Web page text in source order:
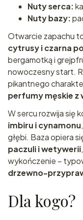
Nuty serca:
Nuty bazy:
Otwarcie zapachu
cytrusy i czarna
bergamotką i
nowoczesny start.
pikantnego
perfumy męskie z
W sercu rozwija się
imbiru i cynamonu
głębi. Baza opiera
paczuli i wetywerii
wykończenie –
drzewno-
Dla kogo?